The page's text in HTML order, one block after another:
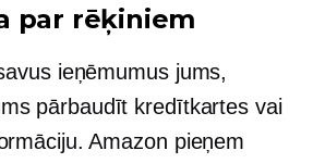
par rēķiniem
ieņēmumus jums,
pārbaudīt kredītkartes vai
Amazon pieņem